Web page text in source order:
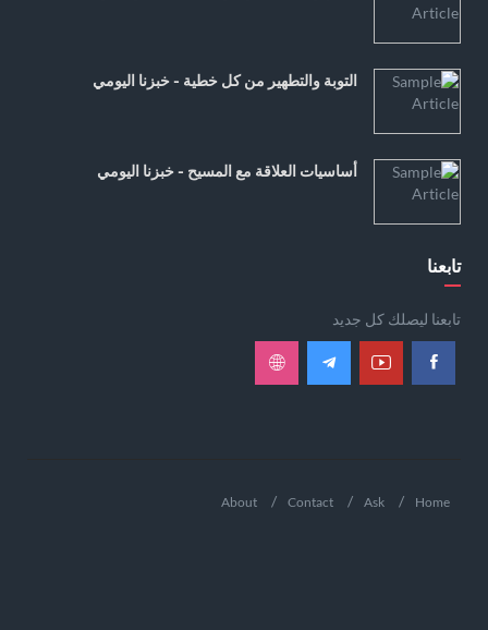
التوبة والتطهير من كل خطية - خبزنا اليومي
أساسيات العلاقة مع المسيح - خبزنا اليومي
تابعنا
تابعنا ليصلك كل جديد
Home
Ask
Contact
About